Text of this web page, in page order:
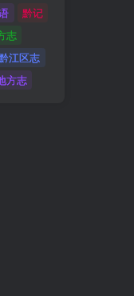
黔记
志
江区志
方志